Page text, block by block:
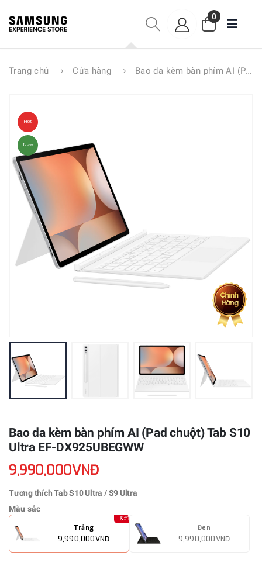
0
Trang chủ Cửa hàng Bao da kèm bàn phím AI (Pad chuột) Tab S10 Ultra EF-DX925UBEGWW
Hot
New
Bao da kèm bàn phím AI (Pad chuột) Tab S10
Ultra EF-DX925UBEGWW
9,990,000VNĐ
Tương thích Tab S10 Ultra / S9 Ultra
Màu sắc
Trắng
9,990,000VNĐ
Đen
9,990,000VNĐ